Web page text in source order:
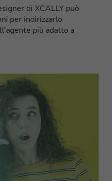
di XCALLY può
per indirizzarlo
più adatto a